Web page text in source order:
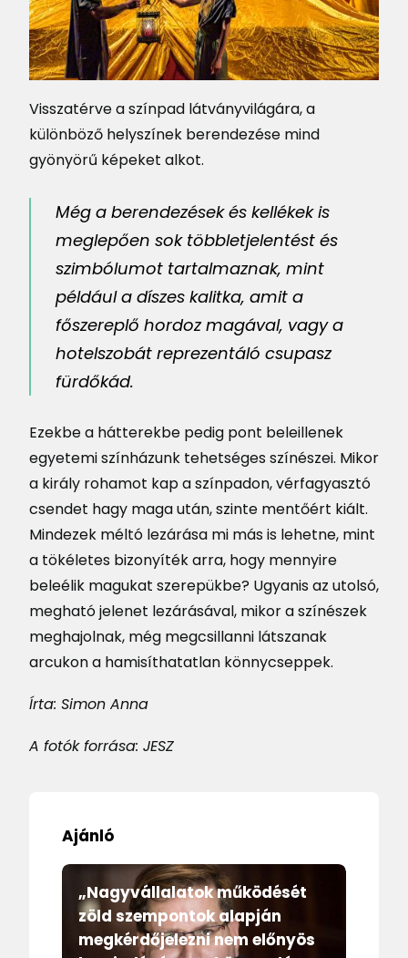
Visszatérve a színpad látványvilágára, a
különböző helyszínek berendezése mind
gyönyörű képeket alkot.
Még a berendezések és kellékek is
meglepően sok többletjelentést és
szimbólumot tartalmaznak, mint
például a díszes kalitka, amit a
főszereplő hordoz magával, vagy a
hotelszobát reprezentáló csupasz
fürdőkád.
Ezekbe a hátterekbe pedig pont beleillenek
egyetemi színházunk tehetséges színészei. Mikor
a király rohamot kap a színpadon, vérfagyasztó
csendet hagy maga után, szinte mentőért kiált.
Mindezek méltó lezárása mi más is lehetne, mint
a tökéletes bizonyíték arra, hogy mennyire
beleélik magukat szerepükbe? Ugyanis az utolsó,
megható jelenet lezárásával, mikor a színészek
meghajolnak, még megcsillanni látszanak
arcukon a hamisíthatatlan könnycseppek.
Írta: Simon Anna
A fotók forrása: JESZ
Ajánló
„Nagyvállalatok működését
zöld szempontok alapján
megkérdőjelezni nem előnyös